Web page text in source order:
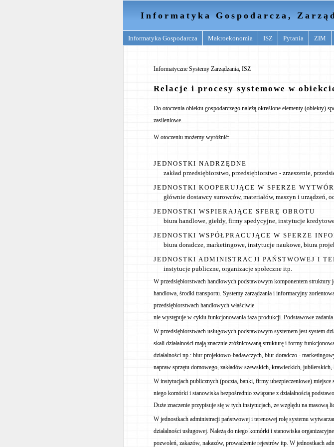
Informatyka Gospodarcza,
Informatyka Gospodarcza Makroekonomia ISZ Pytania ZIM
Informatyczne Systemy Zarządzania, ISZ
Relacje i procesy systemowe w
Do otoczenia obiektu gospodarczego należą określone elementy (obiekty)
zasileniowe.
W otoczeniu możemy wyróżnić:
JEDNOSTKI NADRZĘDNE
zakład przedsiębiorstwo, przedsiębiorstwo - zrzeszenie,
JEDNOSTKI KOOPERUJĄCE W SFERZE
głównie dostawcy surowców, materiałów, maszyn i urządzeń,
JEDNOSTKI WSPIERAJĄCE SFERĘ OBROTU
biura handlowe, giełdy, firmy spedycyjne, instytucje
JEDNOSTKI WSPÓŁPRACUJĄCE W SFERZE
biura doradcze, marketingowe, instytucje naukowe, biura
JEDNOSTKI ADMINISTRACJI PAŃSTWOWEJ I
instytucje publiczne, organizacje społeczne itp.
W przedsiębiorstwach handlowych podstawowym komponentem struktury
handlowa, środki transportu. Systemy zarządzania i informacyjny
przedsiębiorstwach handlowych właściwie
nie występuje w cyklu funkcjonowania faza produkcji. Podstawowe
W przedsiębiorstwach usługowych podstawowym systemem jest system
skali działalności mają znacznie zróżnicowaną strukturę i formy
działalności np.: biur projektowo-badawczych, biur doradczo -
napraw sprzętu domowego, zakładów szewskich, krawieckich,
W instytucjach publicznych (poczta, banki, firmy ubezpieczeniowe)
niego komórki i stanowiska bezpośrednio związane z działalnością
Duże znaczenie przypisuje się w tych instytucjach, ze względu na masową
W jednostkach administracji państwowej i terenowej rolę systemu
działalności usługowej. Należą do niego komórki i stanowiska
pozwoleń, zakazów, nakazów, prowadzenie rejestrów itp. W jednostkach